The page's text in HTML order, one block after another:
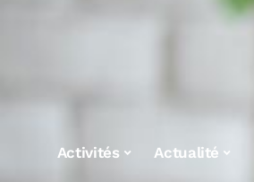
Activités Actualité